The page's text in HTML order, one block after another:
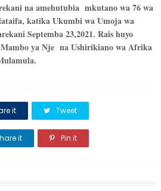
na amehutubia mkutano wa 76 wa
katika Ukumbi wa Umoja wa
Septemba 23,2021. Rais huyo
Mambo ya Nje na Ushirikiano wa Afrika
it Tweet
it Pin it